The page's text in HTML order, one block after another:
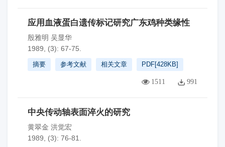
应用血液蛋白遗传标记研究广东鸡种类缘性
殷雅明 吴显华
1989, (3): 67-75.
摘要 参考文献 相关文章 PDF[428KB]
1511 991
中央传动轴表面淬火的研究
黄翠金 洪觉宏
1989, (3): 76-81.